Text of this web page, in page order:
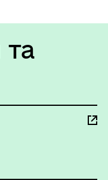
та